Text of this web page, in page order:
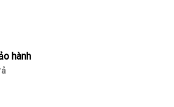
hành